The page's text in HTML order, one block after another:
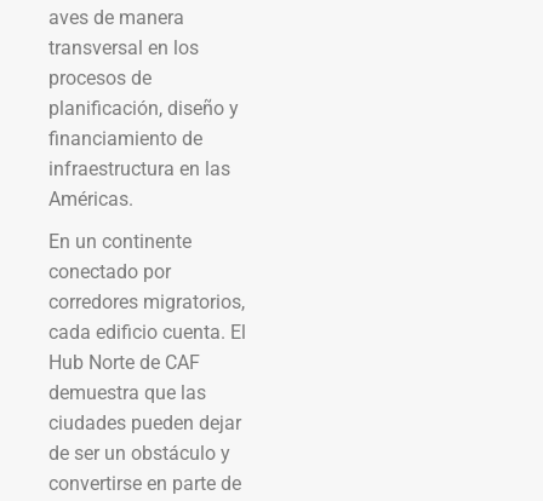
aves de manera
transversal en los
procesos de
planificación, diseño y
financiamiento de
infraestructura en las
Américas.
En un continente
conectado por
corredores migratorios,
cada edificio cuenta. El
Hub Norte de CAF
demuestra que las
ciudades pueden dejar
de ser un obstáculo y
convertirse en parte de